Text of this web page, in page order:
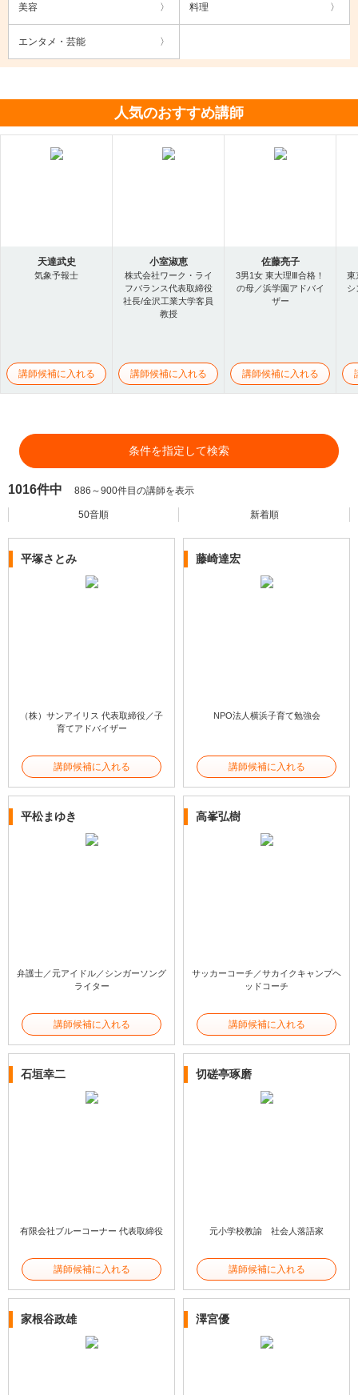
美容 料理
エンタメ・芸能
人気のおすすめ講師
天達武史
気象予報士
講師候補に入れる
小室淑恵
株式会社ワーク・ライ
フバランス代表取締役
社長/金沢工業大学客員
教授
講師候補に入れる
佐藤亮子
3男1女 東大理Ⅲ合格！
の母／浜学園アドバイ
ザー
講師候補に入れる
東
シ
条件を指定して検索
1016件中 886～900件目の講師を表示
50音順 新着順
平塚さとみ
（株）サンアイリス 代表取締役／子
育てアドバイザー
講師候補に入れる
藤崎達宏
NPO法人横浜子育て勉強会
講師候補に入れる
平松まゆき
弁護士／元アイドル／シンガーソング
ライター
講師候補に入れる
高峯弘樹
サッカーコーチ／サカイクキャンプヘ
ッドコーチ
講師候補に入れる
石垣幸二
有限会社ブルーコーナー 代表取締役
講師候補に入れる
切磋亭琢磨
元小学校教諭 社会人落語家
講師候補に入れる
家根谷政雄 澤宮優